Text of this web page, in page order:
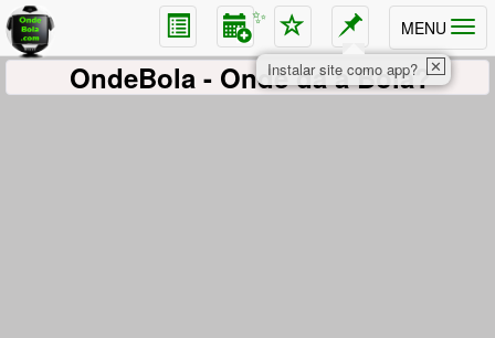
MENU
✨
OndeBola - Onde dá a Bola?✕
Instalar site como app?